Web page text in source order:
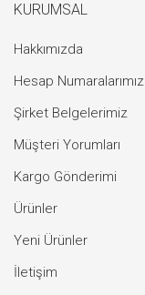
KURUMSAL
Hakkımızda
Hesap Numaralarımız
Şirket Belgelerimiz
Müşteri Yorumları
Kargo Gönderimi
Ürünler
Yeni Ürünler
İletişim